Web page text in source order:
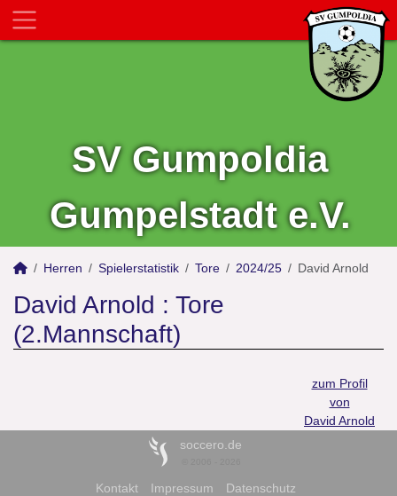
SV Gumpoldia
Gumpelstadt e.V.
Herren Spielerstatistik Tore 2024/25 David Arnold
David Arnold : Tore
(2.Mannschaft)
zum Profil
von
David Arnold
soccero.de
Kontakt Impressum Datenschutz